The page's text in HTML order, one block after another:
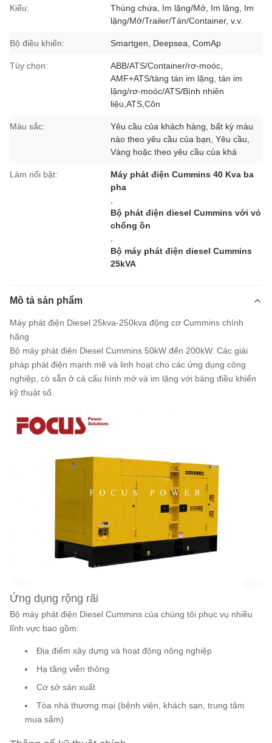
Kiểu:
Thùng chứa, Im lặng/Mở, Im lặng, Im
lặng/Mở/Trailer/Tán/Container, v.v.
Bộ điều khiển: Smartgen, Deepsea, ComAp
Tùy chọn:
ABB/ATS/Container/rơ-moóc,
AMF+ATS/tàng tán im lặng, tán im
lặng/rơ-moóc/ATS/Bình nhiên
liệu,ATS,Côn
Màu sắc:
Yêu cầu của khách hàng, bất kỳ màu
nào theo yêu cầu của bạn, Yêu cầu,
Vàng hoặc theo yêu cầu của khá
Làm nổi bật:
Máy phát điện Cummins 40 Kva ba
pha
Bộ phát điện diesel Cummins với vỏ
chống ồn
Bộ máy phát điện diesel Cummins
25kVA
Mô tả sản phẩm
Máy phát điện Diesel 25kva-250kva động cơ Cummins chính
hãng
Bộ máy phát điện Diesel Cummins 50kW đến 200kW. Các giải
pháp phát điện mạnh mẽ và linh hoạt cho các ứng dụng công
nghiệp, có sẵn ở cả cấu hình mở và im lặng với bảng điều khiển
kỹ thuật số.
Ứng dụng rộng rãi
Bộ máy phát điện Diesel Cummins của chúng tôi phục vụ nhiều
lĩnh vực bao gồm:
Địa điểm xây dựng và hoạt động nông nghiệp
Hạ tầng viễn thông
Cơ sở sản xuất
Tòa nhà thương mại (bệnh viện, khách sạn, trung tâm
mua sắm)